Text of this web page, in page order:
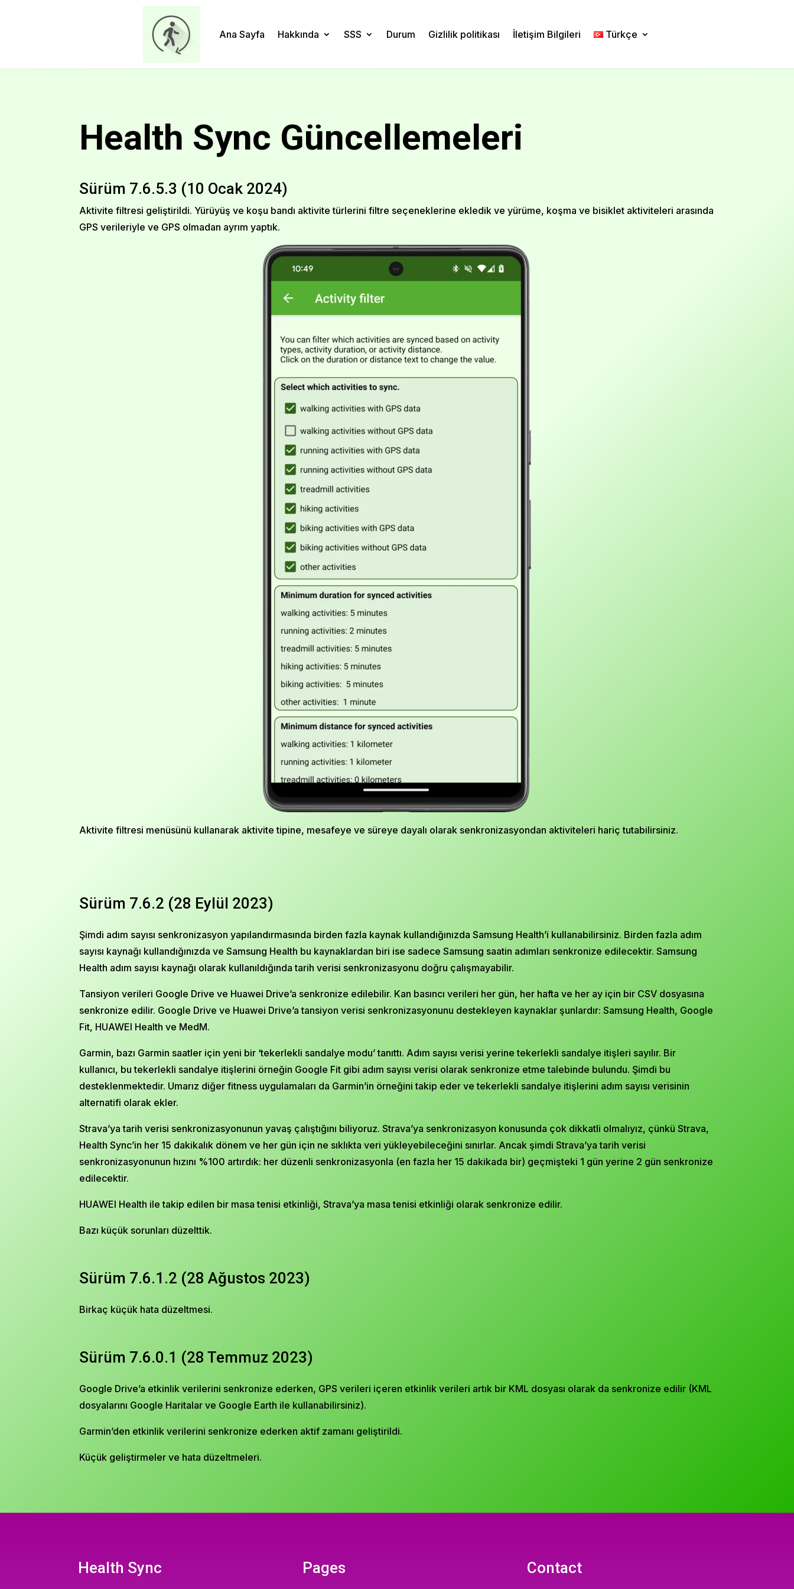
Ana Sayfa Hakkında SSS Durum Gizlilik politikası İletişim Bilgileri Türkçe
Health Sync Güncellemeleri
Sürüm 7.6.5.3 (10 Ocak 2024)
Aktivite filtresi geliştirildi. Yürüyüş ve koşu bandı aktivite türlerini filtre seçeneklerine ekledik ve yürüme, koşma ve bisiklet aktiviteleri arasında
GPS verileriyle ve GPS olmadan ayrım yaptık.
Aktivite filtresi menüsünü kullanarak aktivite tipine, mesafeye ve süreye dayalı olarak senkronizasyondan aktiviteleri hariç tutabilirsiniz.
Sürüm 7.6.2 (28 Eylül 2023)
Şimdi adım sayısı senkronizasyon yapılandırmasında birden fazla kaynak kullandığınızda Samsung Health’i kullanabilirsiniz. Birden fazla adım
sayısı kaynağı kullandığınızda ve Samsung Health bu kaynaklardan biri ise sadece Samsung saatin adımları senkronize edilecektir. Samsung
Health adım sayısı kaynağı olarak kullanıldığında tarih verisi senkronizasyonu doğru çalışmayabilir.
Tansiyon verileri Google Drive ve Huawei Drive’a senkronize edilebilir. Kan basıncı verileri her gün, her hafta ve her ay için bir CSV dosyasına
senkronize edilir. Google Drive ve Huawei Drive’a tansiyon verisi senkronizasyonunu destekleyen kaynaklar şunlardır: Samsung Health, Google
Fit, HUAWEI Health ve MedM.
Garmin, bazı Garmin saatler için yeni bir ‘tekerlekli sandalye modu’ tanıttı. Adım sayısı verisi yerine tekerlekli sandalye itişleri sayılır. Bir
kullanıcı, bu tekerlekli sandalye itişlerini örneğin Google Fit gibi adım sayısı verisi olarak senkronize etme talebinde bulundu. Şimdi bu
desteklenmektedir. Umarız diğer fitness uygulamaları da Garmin’in örneğini takip eder ve tekerlekli sandalye itişlerini adım sayısı verisinin
alternatifi olarak ekler.
Strava’ya tarih verisi senkronizasyonunun yavaş çalıştığını biliyoruz. Strava’ya senkronizasyon konusunda çok dikkatli olmalıyız, çünkü Strava,
Health Sync’in her 15 dakikalık dönem ve her gün için ne sıklıkta veri yükleyebileceğini sınırlar. Ancak şimdi Strava’ya tarih verisi
senkronizasyonunun hızını %100 artırdık: her düzenli senkronizasyonla (en fazla her 15 dakikada bir) geçmişteki 1 gün yerine 2 gün senkronize
edilecektir.
HUAWEI Health ile takip edilen bir masa tenisi etkinliği, Strava’ya masa tenisi etkinliği olarak senkronize edilir.
Bazı küçük sorunları düzelttik.
Sürüm 7.6.1.2 (28 Ağustos 2023)
Birkaç küçük hata düzeltmesi.
Sürüm 7.6.0.1 (28 Temmuz 2023)
Google Drive’a etkinlik verilerini senkronize ederken, GPS verileri içeren etkinlik verileri artık bir KML dosyası olarak da senkronize edilir (KML
dosyalarını Google Haritalar ve Google Earth ile kullanabilirsiniz).
Garmin’den etkinlik verilerini senkronize ederken aktif zamanı geliştirildi.
Küçük geliştirmeler ve hata düzeltmeleri.
Health Sync Pages Contact